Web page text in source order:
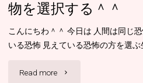
物を選択する＾＾
こんにちわ＾＾ 今日は 人間は同じ
いる恐怖 見えている恐怖の方を選ぶ
Read more "人